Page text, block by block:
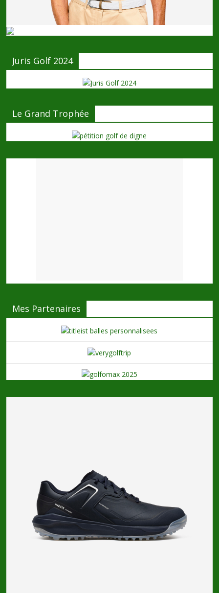
Juris Golf 2024
Le Grand Trophée
Mes Partenaires